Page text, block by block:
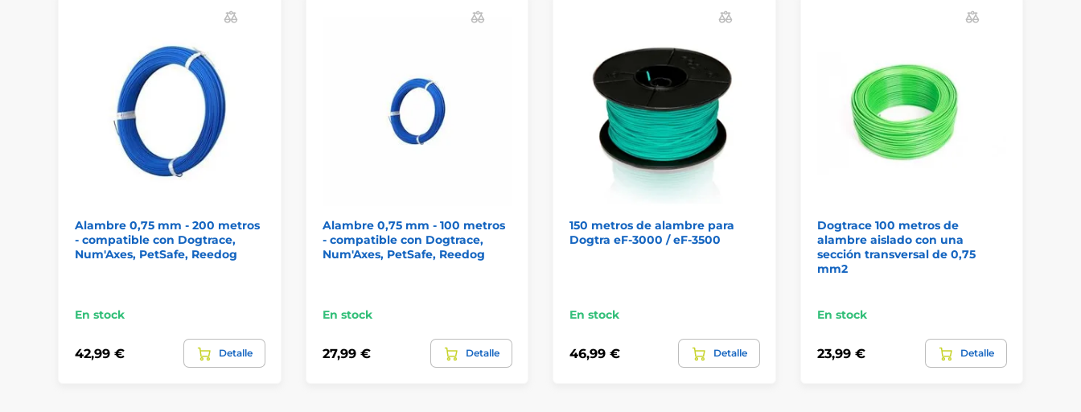
Alambre 0,75 mm - 200 metros
- compatible con Dogtrace,
Num'Axes, PetSafe, Reedog
En stock
42,99 € Detalle
Alambre 0,75 mm - 100 metros
- compatible con Dogtrace,
Num'Axes, PetSafe, Reedog
En stock
27,99 € Detalle
150 metros de alambre para
Dogtra eF-3000 / eF-3500
En stock
46,99 € Detalle
Dogtrace 100 metros de
alambre aislado con una
sección transversal de 0,75
mm2
En stock
23,99 € Detalle